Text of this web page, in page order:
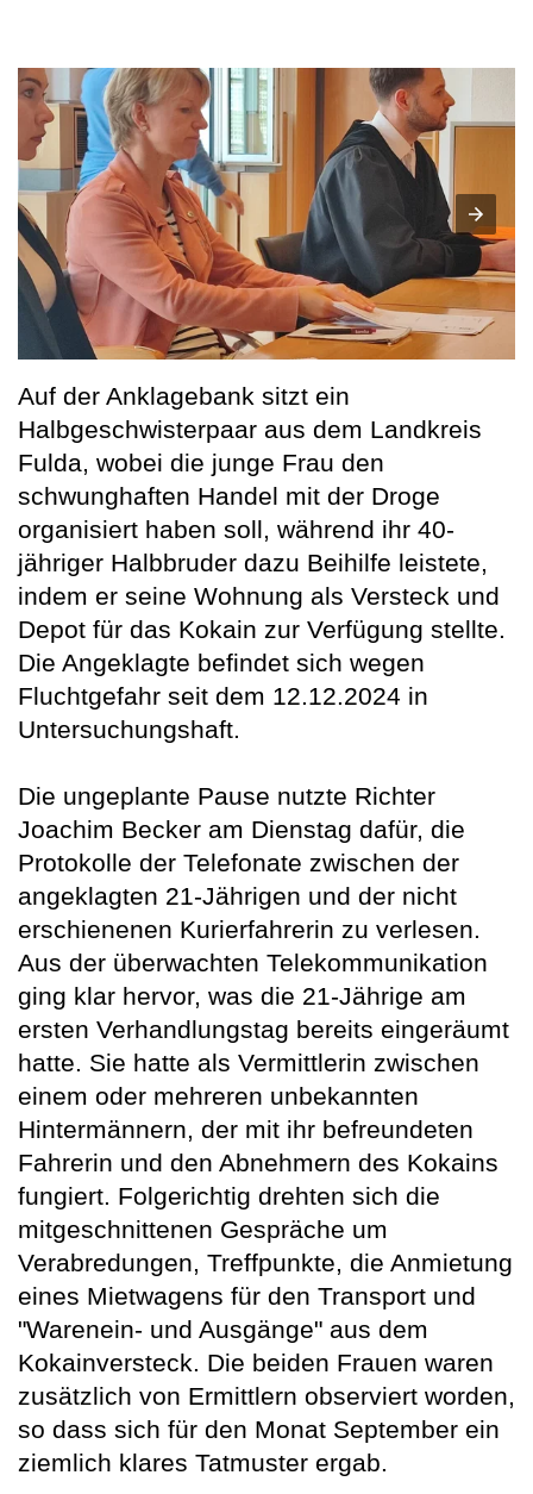
Auf der Anklagebank sitzt ein
Halbgeschwisterpaar aus dem Landkreis
Fulda, wobei die junge Frau den
schwunghaften Handel mit der Droge
organisiert haben soll, während ihr 40-
jähriger Halbbruder dazu Beihilfe leistete,
indem er seine Wohnung als Versteck und
Depot für das Kokain zur Verfügung stellte.
Die Angeklagte befindet sich wegen
Fluchtgefahr seit dem 12.12.2024 in
Untersuchungshaft.
Die ungeplante Pause nutzte Richter
Joachim Becker am Dienstag dafür, die
Protokolle der Telefonate zwischen der
angeklagten 21-Jährigen und der nicht
erschienenen Kurierfahrerin zu verlesen.
Aus der überwachten Telekommunikation
ging klar hervor, was die 21-Jährige am
ersten Verhandlungstag bereits eingeräumt
hatte. Sie hatte als Vermittlerin zwischen
einem oder mehreren unbekannten
Hintermännern, der mit ihr befreundeten
Fahrerin und den Abnehmern des Kokains
fungiert. Folgerichtig drehten sich die
mitgeschnittenen Gespräche um
Verabredungen, Treffpunkte, die Anmietung
eines Mietwagens für den Transport und
"Warenein- und Ausgänge" aus dem
Kokainversteck. Die beiden Frauen waren
zusätzlich von Ermittlern observiert worden,
so dass sich für den Monat September ein
ziemlich klares Tatmuster ergab.